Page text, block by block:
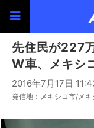
先住民が227
W車、メキシ
2016年7月17日
発信地：メキシコ市/メキ